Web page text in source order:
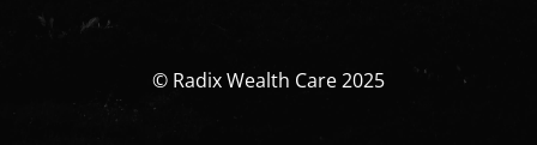
© Radix Wealth Care 2025